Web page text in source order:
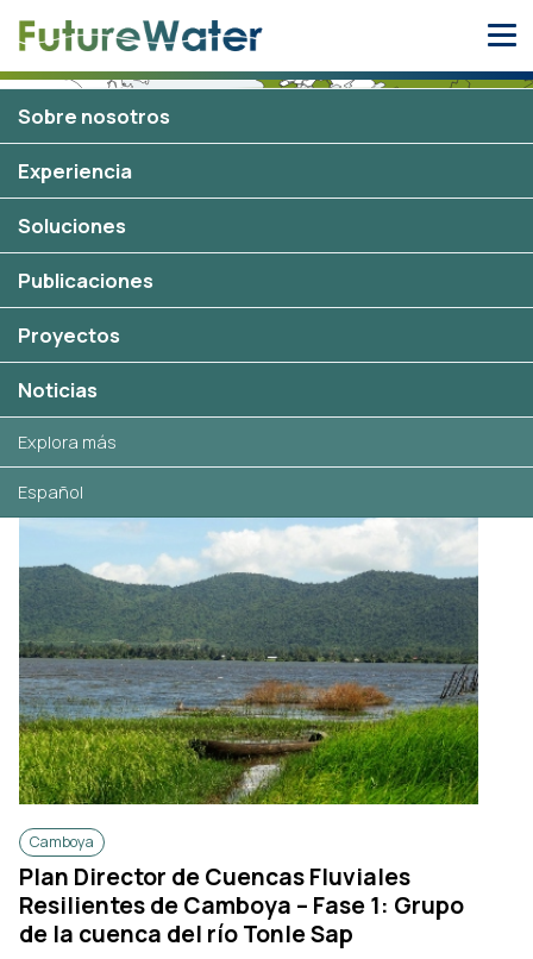
Sobre nosotros
Experiencia
Soluciones
Publicaciones
Proyectos
Noticias
Explora más
Español
Proyectos seleccionados en
Reino Unido
Camboya
Plan Director de Cuencas Fluviales
Resilientes de Camboya – Fase 1: Grupo
de la cuenca del río Tonle Sap